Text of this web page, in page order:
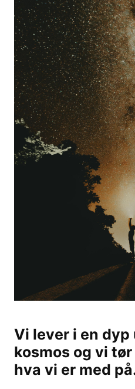
Vi lever i en
kosmos og vi
hva vi er med